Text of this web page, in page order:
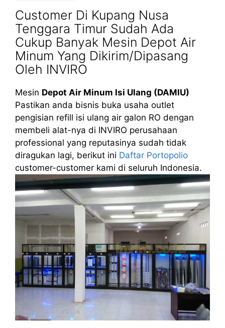
Customer Di Kupang Nusa
Tenggara Timur Sudah Ada
Cukup Banyak Mesin Depot Air
Minum Yang Dikirim/Dipasang
Oleh INVIRO
Mesin Depot Air Minum Isi Ulang (DAMIU)
Pastikan anda bisnis buka usaha outlet
pengisian refill isi ulang air galon RO dengan
membeli alat-nya di INVIRO perusahaan
professional yang reputasinya sudah tidak
diragukan lagi, berikut ini Daftar Portopolio
customer-customer kami di seluruh Indonesia.